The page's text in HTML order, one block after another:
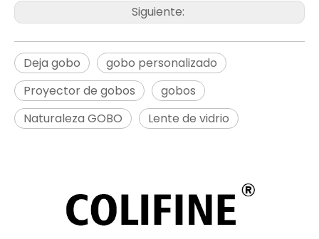
Siguiente:
Deja gobo
gobo personalizado
Proyector de gobos
gobos
Naturaleza GOBO
Lente de vidrio